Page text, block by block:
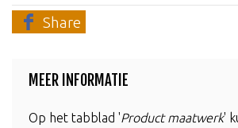
Share
MEER INFORMATIE
Op het tabblad 'Product maatwerk'